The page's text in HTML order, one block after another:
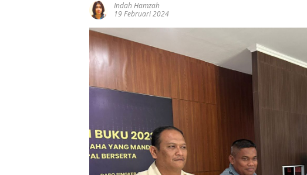
Indah Hamzah
19 Februari 2024